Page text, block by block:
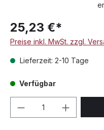
25,23 €*
Preise inkl. MwSt. zzgl.
Lieferzeit: 2-10 Tage
Verfügbar
Produkt